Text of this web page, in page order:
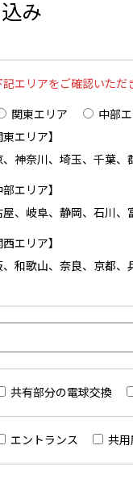
み
エリアをご確認いただ
関東エリア 中部
東エリア】
、神奈川、埼玉、千葉、
部エリア】
屋、岐阜、静岡、石川、
西エリア】
、和歌山、奈良、京都、
共有部分の電球交換
エントランス 共用